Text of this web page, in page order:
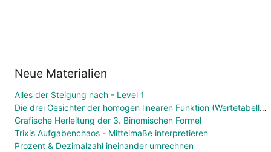
Neue Materialien
Alles der Steigung nach - Level 1
Die drei Gesichter der homogen linearen Funktion (Wertetabelle, Funktionsgleichung, Graph)
Grafische Herleitung der 3. Binomischen Formel
Trixis Aufgabenchaos - Mittelmaße interpretieren
Prozent & Dezimalzahl ineinander umrechnen